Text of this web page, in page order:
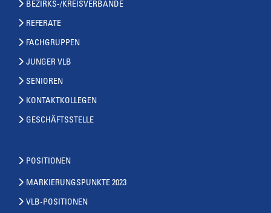
BEZIRKS-/KREISVERBÄNDE
REFERATE
FACHGRUPPEN
JUNGER VLB
SENIOREN
KONTAKTKOLLEGEN
GESCHÄFTSSTELLE
POSITIONEN
MARKIERUNGSPUNKTE 2023
VLB-POSITIONEN